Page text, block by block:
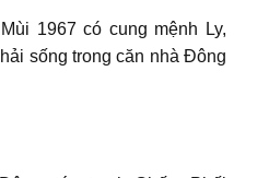
1967 có cung mệnh Ly,
sống trong căn nhà Đông